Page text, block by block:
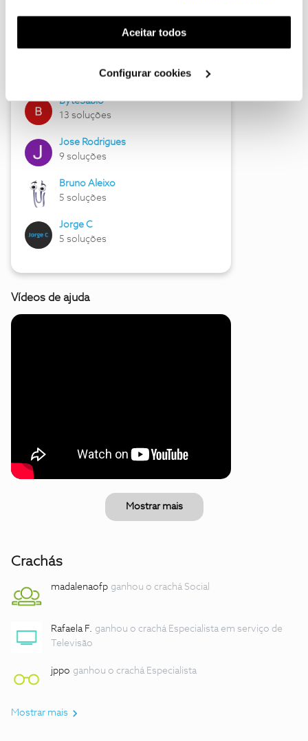
funcionalidade) e adaptar anúncios aos seus interesses
(cookies de publicidade personalizada). Pode gerir a
utilização dos cookies clicando em "Configurar
Aceitar todos
Configurar cookies
Hall of Fame de julho
17 soluções
ByteSábio
13 soluções
Jose Rodrigues
9 soluções
Bruno Aleixo
5 soluções
Jorge C
5 soluções
Vídeos de ajuda
Mostrar mais
Crachás
madalenaofp ganhou o crachá Social
Rafaela F. ganhou o crachá Especialista em serviço de
Televisão
jppo ganhou o crachá Especialista
Mostrar mais